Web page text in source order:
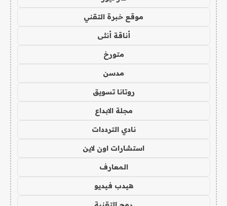
موقع خبرة التقني
أناقة أنثى
متورخ
مدسن
روتانا تسويق
مجلة الابداع
نادي الترددات
استشارات اون لاين
المعارف
هيدب فيديو